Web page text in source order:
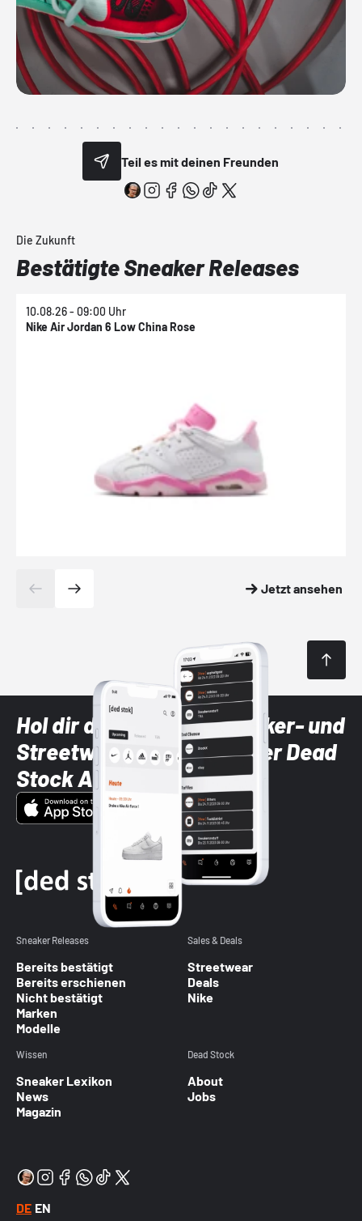
Teil es mit deinen Freunden
Die Zukunft
Bestätigte Sneaker Releases
10.08.26 - 09:00 Uhr
Nike Air Jordan 6 Low China Rose
Jetzt ansehen
Hol dir die neuesten Sneaker- und
Streetwear-Brands mit der Dead
Stock App
Sneaker Releases
Bereits bestätigt
Bereits erschienen
Nicht bestätigt
Marken
Modelle
Sales & Deals
Streetwear
Deals
Nike
Wissen
Sneaker Lexikon
News
Magazin
Dead Stock
About
Jobs
DE EN